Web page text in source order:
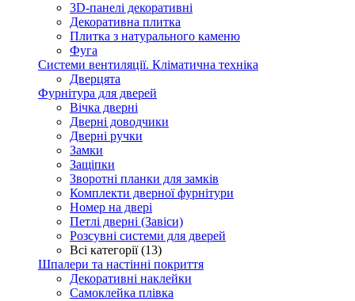
3D-панелі декоративні
Декоративна плитка
Плитка з натурального каменю
Фуга
Системи вентиляції. Кліматична техніка
Дверцята
Фурнітура для дверей
Вічка дверні
Дверні доводчики
Дверні ручки
Замки
Защіпки
Зворотні планки для замків
Комплекти дверної фурнітури
Номер на двері
Петлі дверні (Завіси)
Розсувні системи для дверей
Всі категорії (13)
Шпалери та настінні покриття
Декоративні наклейки
Самоклейка плівка